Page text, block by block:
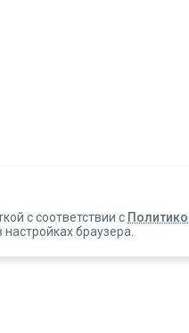
с соответствии с
браузера.